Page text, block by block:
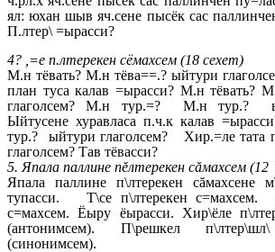
ял: юхан шыв яч.сене пысёк сас
П.лтер\ =ырасси?
4? ,=е п.лтерекен сёмахсем (18 сехет)
М.н тёвать? М.н тёва==.? ыйтури
план туса калав =ырасси? М.н тёвать?
глаголсем? М.н тур.=? М.н тур.?
Ыйтусене хуравласа п.ч.к калав
тур.? ыйтури глаголсем? Хир.=ле тата
глаголсем? Тав тёвасси?
5. Япала паллине пĕлтерекен сăмахсем (12
Япала паллине п\лтерекен сăмахсене
тупасси. Т\се п\лтерекен с=махсем.
с=махсем. Ёыру ёырасси. Хир\ёле
(антонимсем). П\решкел
(синонимсем).